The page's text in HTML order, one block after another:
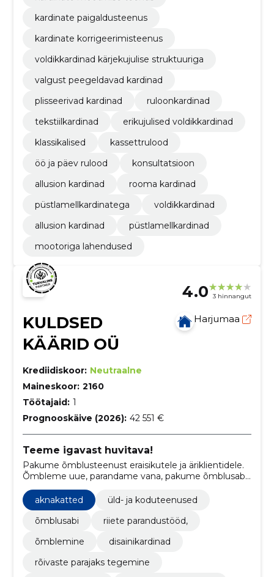
kardinate paigaldusteenus
kardinate korrigeerimisteenus
voldikkardinad kärjekujulise struktuuriga
valgust peegeldavad kardinad
plisseerivad kardinad
ruloonkardinad
tekstiilkardinad
erikujulised voldikkardinad
klassikalised
kassettrulood
öö ja päev rulood
konsultatsioon
allusion kardinad
rooma kardinad
püstlamellkardinatega
voldikkardinad
allusion kardinad
püstlamellkardinad
mootoriga lahendused
4.0 3 hinnangut
KULDSED
KÄÄRID OÜ
Harjumaa
Krediidiskoor: Neutraalne
Maineskoor: 2160
Töötajaid: 1
Prognooskäive (2026): 42 551 €
Teeme igavast huvitava!
Pakume õmblusteenust eraisikutele ja äriklientidele.
Õmbleme uue, parandame vana, pakume õmblusabi.
kasutamine.
aknakatted
üld- ja koduteenused
õmblusabi
riiete parandustööd,
õmblemine
disainikardinad
rõivaste parajaks tegemine